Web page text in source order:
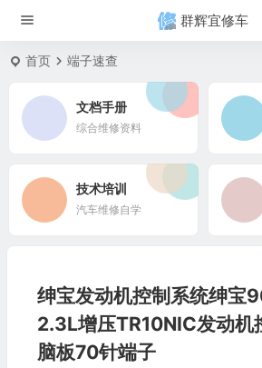
群辉宜修车
首页 端子速查
文档手册
综合维修资料
技术培训
汽车维修自学
绅宝发动机控制系统绅宝
2.3L增压TR10NIC发动机
脑板70针端子